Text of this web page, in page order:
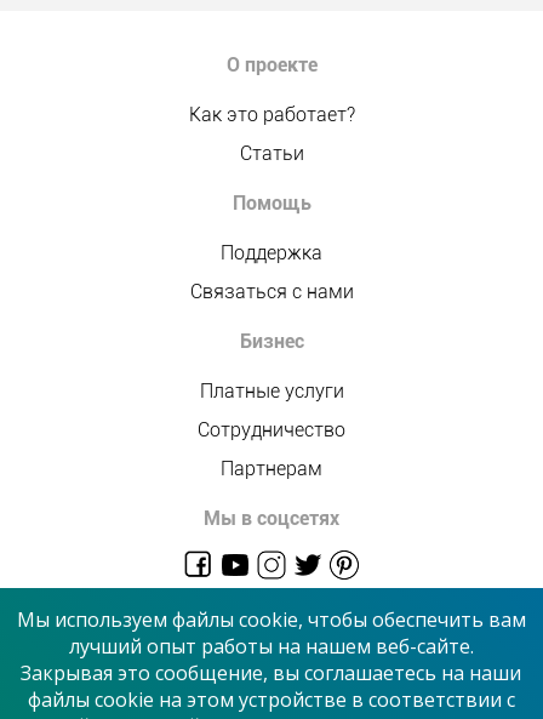
О проекте
Как это работает?
Статьи
Помощь
Поддержка
Связаться с нами
Бизнес
Платные услуги
Сотрудничество
Партнерам
Мы в соцсетях
© 2026 “Сервисный центр”
Мы используем файлы cookie, чтобы обеспечить вам
лучший опыт работы на нашем веб-сайте.
Закрывая это сообщение, вы соглашаетесь на наши
файлы cookie на этом устройстве в соответствии с